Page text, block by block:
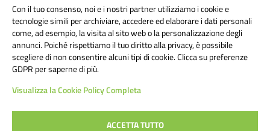
Istituto Comprensivo Bricherasio
Via Cesare Bollea n. 3 - 10064 Bricherasio (TO) | P.E.O.:
toic84200d@istruzione.it | P.E.C.:
toic84200d@pec.istruzione.it
Codice Fiscale: 94544620019 | Cod. Meccanografico:
TOIC84200D | Codice IPA: istsc_toic84200d | Codice
Univoco: UFYI9M
Con il tuo consenso, noi e i nostri partner utilizziamo i cookie e
tecnologie simili per archiviare, accedere ed elaborare i dati personali
come, ad esempio, la visita al sito web o la personalizzazione degli
annunci. Poiché rispettiamo il tuo diritto alla privacy, è possibile
scegliere di non consentire alcuni tipi di cookie. Clicca su preferenze
GDPR per saperne di più.
Visualizza la Cookie Policy Completa
ACCETTA TUTTO